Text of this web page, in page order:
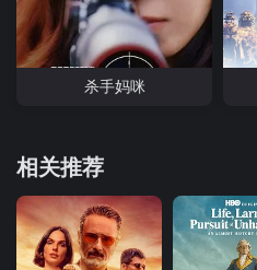
杀手妈咪
相关推荐